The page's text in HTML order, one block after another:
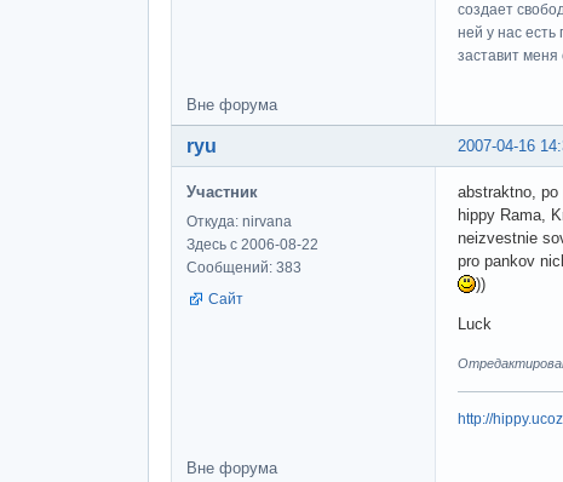
создает
ней у нас
заставит меня
Вне форума
2007-04-16
ryu
Участник
Откуда: nirvana
Здесь с 2006-08-22
Сообщений: 383
Сайт
abstraktno,
hippy Rama,
neizvestnie
pro pankov
))
Luck
http://
Вне форума